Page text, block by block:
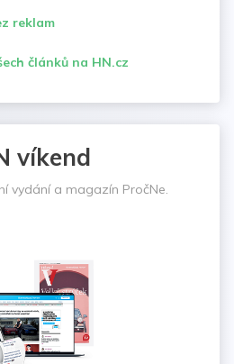
reklam
článků na HN.cz
víkend
vydání a magazín PročNe.